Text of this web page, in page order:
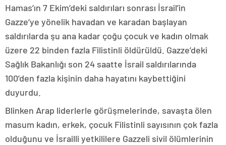
Hamas’ın 7 Ekim’deki saldırıları sonrası İsrail’in
Gazze’ye yönelik havadan ve karadan başlayan
saldırılarda şu ana kadar çoğu çocuk ve kadın olmak
üzere 22 binden fazla Filistinli öldürüldü. Gazze’deki
Sağlık Bakanlığı son 24 saatte İsrail saldırılarında
100’den fazla kişinin daha hayatını kaybettiğini
duyurdu.
Blinken Arap liderlerle görüşmelerinde, savaşta ölen
masum kadın, erkek, çocuk Filistinli sayısının çok fazla
olduğunu ve İsrailli yetkililere Gazzeli sivil ölümlerinin